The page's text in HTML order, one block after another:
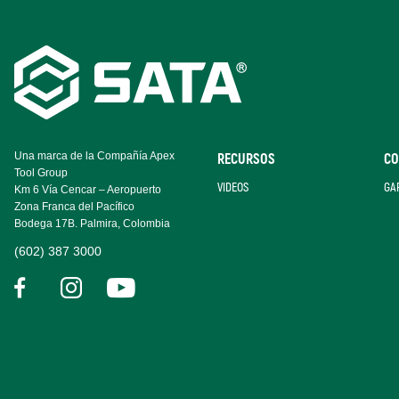
Footer
Navigation
Una marca de la Compañía Apex
Tool Group
Km 6 Vía Cencar – Aeropuerto
Zona Franca del Pacífico
Bodega 17B. Palmira, Colombia
(602) 387 3000
RECURSOS
VIDEOS